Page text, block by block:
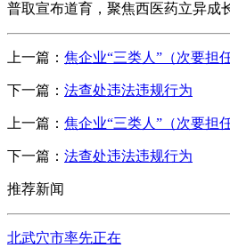
普取宣布道育，聚焦西医药立异成
上一篇： 焦企业“三类人”（次要担
下一篇： 法查处违法违规行为
上一篇： 焦企业“三类人”（次要担
下一篇： 法查处违法违规行为
推荐新闻
北武穴市率先正在